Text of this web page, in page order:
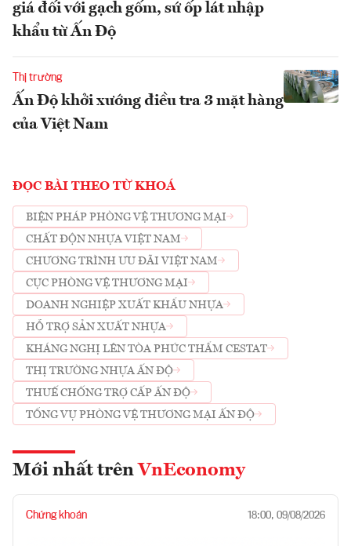
giá đối với gạch gốm, sứ ốp lát nhập
khẩu từ Ấn Độ
Thị trường
Ấn Độ khởi xướng điều tra 3 mặt hàng
của Việt Nam
ĐỌC BÀI THEO TỪ KHOÁ
BIỆN PHÁP PHÒNG VỆ THƯƠNG MẠI
CHẤT ĐỘN NHỰA VIỆT NAM
CHƯƠNG TRÌNH ƯU ĐÃI VIỆT NAM
CỤC PHÒNG VỆ THƯƠNG MẠI
DOANH NGHIỆP XUẤT KHẨU NHỰA
HỖ TRỢ SẢN XUẤT NHỰA
KHÁNG NGHỊ LÊN TÒA PHÚC THẨM CESTAT
THỊ TRƯỜNG NHỰA ẤN ĐỘ
THUẾ CHỐNG TRỢ CẤP ẤN ĐỘ
TỔNG VỤ PHÒNG VỆ THƯƠNG MẠI ẤN ĐỘ
Mới nhất trên VnEconomy
Chứng khoán 18:00, 09/08/2026